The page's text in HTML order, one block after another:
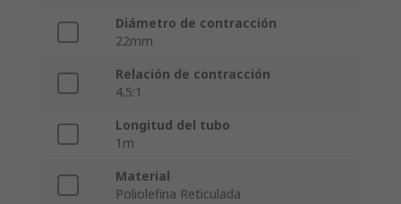
Diámetro de contracción
22mm
Relación de contracción
4.5:1
Longitud del tubo
1m
Material
Poliolefina Reticulada